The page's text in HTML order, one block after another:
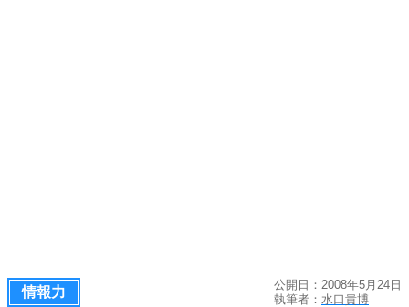
情報力
公開日：2008年5月24日
執筆者： 水口貴博